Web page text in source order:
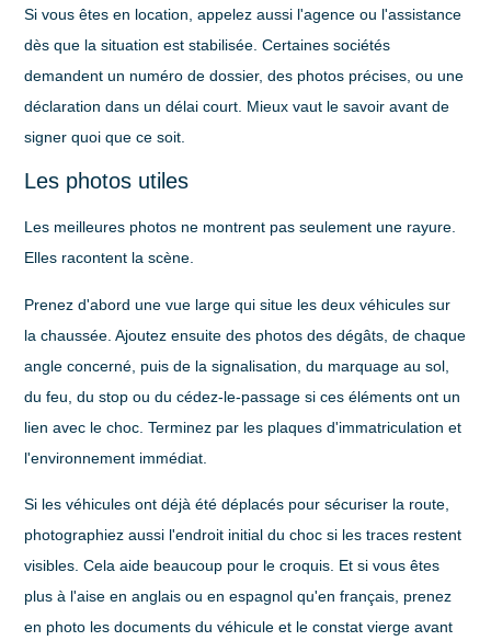
Si vous êtes en location, appelez aussi l'agence ou l'assistance
dès que la situation est stabilisée. Certaines sociétés
demandent un numéro de dossier, des photos précises, ou une
déclaration dans un délai court. Mieux vaut le savoir avant de
signer quoi que ce soit.
Les photos utiles
Les meilleures photos ne montrent pas seulement une rayure.
Elles racontent la scène.
Prenez d'abord une vue large qui situe les deux véhicules sur
la chaussée. Ajoutez ensuite des photos des dégâts, de chaque
angle concerné, puis de la signalisation, du marquage au sol,
du feu, du stop ou du cédez-le-passage si ces éléments ont un
lien avec le choc. Terminez par les plaques d'immatriculation et
l'environnement immédiat.
Si les véhicules ont déjà été déplacés pour sécuriser la route,
photographiez aussi l'endroit initial du choc si les traces restent
visibles. Cela aide beaucoup pour le croquis. Et si vous êtes
plus à l'aise en anglais ou en espagnol qu'en français, prenez
en photo les documents du véhicule et le constat vierge avant